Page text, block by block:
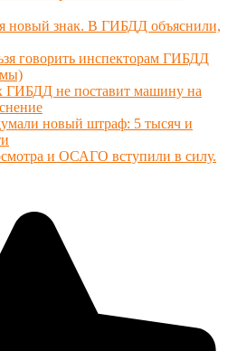
новый знак. В ГИБДД объяснили,
говорить инспекторам ГИБДД
ГИБДД не поставит машину на
новый штраф: 5 тысяч и
и ОСАГО вступили в силу.